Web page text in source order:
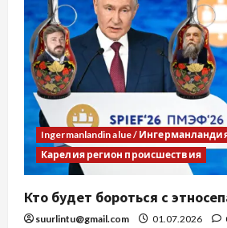
Ingermanlandin alue /
Карелия регион происшествия
Кто будет бороться с
suurlintu@gmail.com 01.07.2026